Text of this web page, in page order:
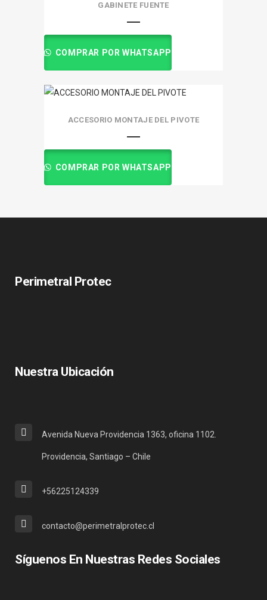
GABINETE FUENTE
COMPRAR POR WHATSAPP
ACCESORIO MONTAJE DEL PIVOTE
COMPRAR POR WHATSAPP
Perimetral Protec
Nuestra Ubicación
Avenida Nueva Providencia 1363, oficina 1102.
Providencia, Santiago – Chile
+56225124339
contacto@perimetralprotec.cl
Síguenos En Nuestras Redes Sociales